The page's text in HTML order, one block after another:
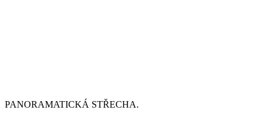
PANORAMATICKÁ STŘECHA.